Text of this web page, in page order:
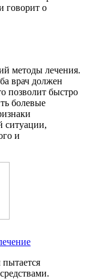
говорит о
методы лечения.
врач должен
позволит быстро
болевые
ситуации,
и